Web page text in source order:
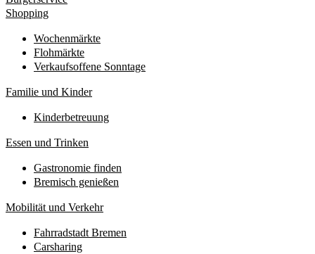
Shopping
Wochenmärkte
Flohmärkte
Verkaufsoffene Sonntage
Familie und Kinder
Kinderbetreuung
Essen und Trinken
Gastronomie finden
Bremisch genießen
Mobilität und Verkehr
Fahrradstadt Bremen
Carsharing